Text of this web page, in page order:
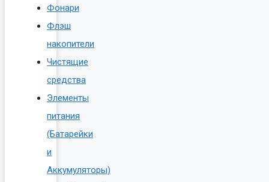
Фонари
Флэш
накопители
Чистящие
средства
Элементы
питания
(Батарейки
и
Аккумуляторы)